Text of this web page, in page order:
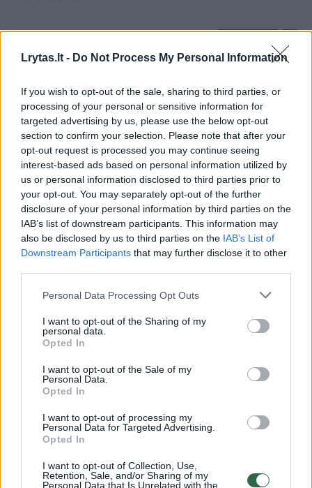
Lrytas.lt - Do Not Process My Personal Information
If you wish to opt-out of the sale, sharing to third parties, or
processing of your personal or sensitive information for
targeted advertising by us, please use the below opt-out
section to confirm your selection. Please note that after your
opt-out request is processed you may continue seeing
interest-based ads based on personal information utilized by
us or personal information disclosed to third parties prior to
your opt-out. You may separately opt-out of the further
disclosure of your personal information by third parties on the
IAB’s list of downstream participants. This information may
also be disclosed by us to third parties on the IAB’s List of
Downstream Participants that may further disclose it to other
Personal Data Processing Opt Outs
I want to opt-out of the Sharing of my
personal data.
Opted In
I want to opt-out of the Sale of my
Personal Data.
Opted In
I want to opt-out of processing my
Personal Data for Targeted Advertising.
Opted In
I want to opt-out of Collection, Use,
Retention, Sale, and/or Sharing of my
Personal Data that Is Unrelated with the
tarprinkiminiu laikotarpiu dažnai nieko nereiškia?
Visi įrašai
Žiūrimiausi įrašai
00:00:30
Vaizdai iš tragiškos avarijos Vilniaus r.: dviejų moterų ir
vaiko gyvybių išgelbėti nepavyko
00:00:57
Savaitės vidurys nusimato karštas: temperatūra kils iki
32 laipsnių šilumos
Žinios | Orai
00:00:59
Nufilmavo, kaip patvino Vilniaus Vakarinis aplinkkelis:
vaizdas pribloškia
Žinios Lietuvos diena